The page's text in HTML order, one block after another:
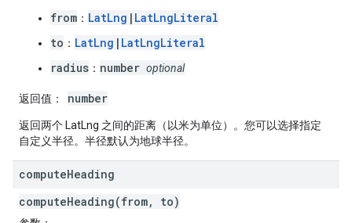
from ： LatLng | LatLngLiteral
to ： LatLng | LatLngLiteral
radius ： number optional
返回值 ： number
返回两个 LatLng 之间的距离（以米为单位）。您可以选择指定
自定义半径。半径默认为地球半径。
computeHeading
computeHeading(from, to)